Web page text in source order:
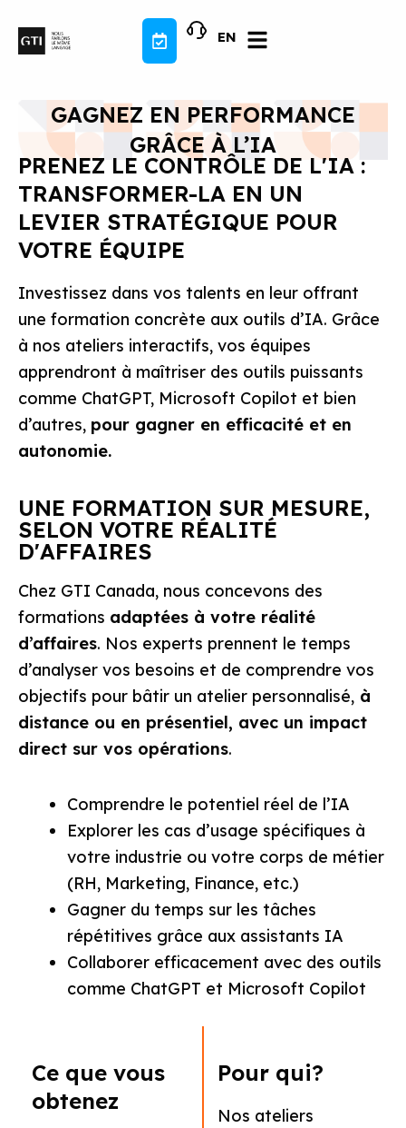
contenu
EN
GAGNEZ EN PERFORMANCE
GRÂCE À L’IA
PRENEZ LE CONTRÔLE DE L'IA :
TRANSFORMER-LA EN UN
LEVIER STRATÉGIQUE POUR
VOTRE ÉQUIPE
Investissez dans vos talents en leur offrant
une formation concrète aux outils d’IA. Grâce
à nos ateliers interactifs, vos équipes
apprendront à maîtriser des outils puissants
comme ChatGPT, Microsoft Copilot et bien
d’autres, pour gagner en efficacité et en
autonomie.
UNE FORMATION SUR MESURE,
SELON VOTRE RÉALITÉ
D'AFFAIRES
Chez GTI Canada, nous concevons des
formations adaptées à votre réalité
d’affaires. Nos experts prennent le temps
d’analyser vos besoins et de comprendre vos
objectifs pour bâtir un atelier personnalisé, à
distance ou en présentiel, avec un impact
direct sur vos opérations.
Comprendre le potentiel réel de l’IA
Explorer les cas d’usage spécifiques à
votre industrie ou votre corps de métier
(RH, Marketing, Finance, etc.)
Gagner du temps sur les tâches
répétitives grâce aux assistants IA
Collaborer efficacement avec des outils
comme ChatGPT et Microsoft Copilot
Ce que vous
obtenez
Pour qui?
Nos ateliers